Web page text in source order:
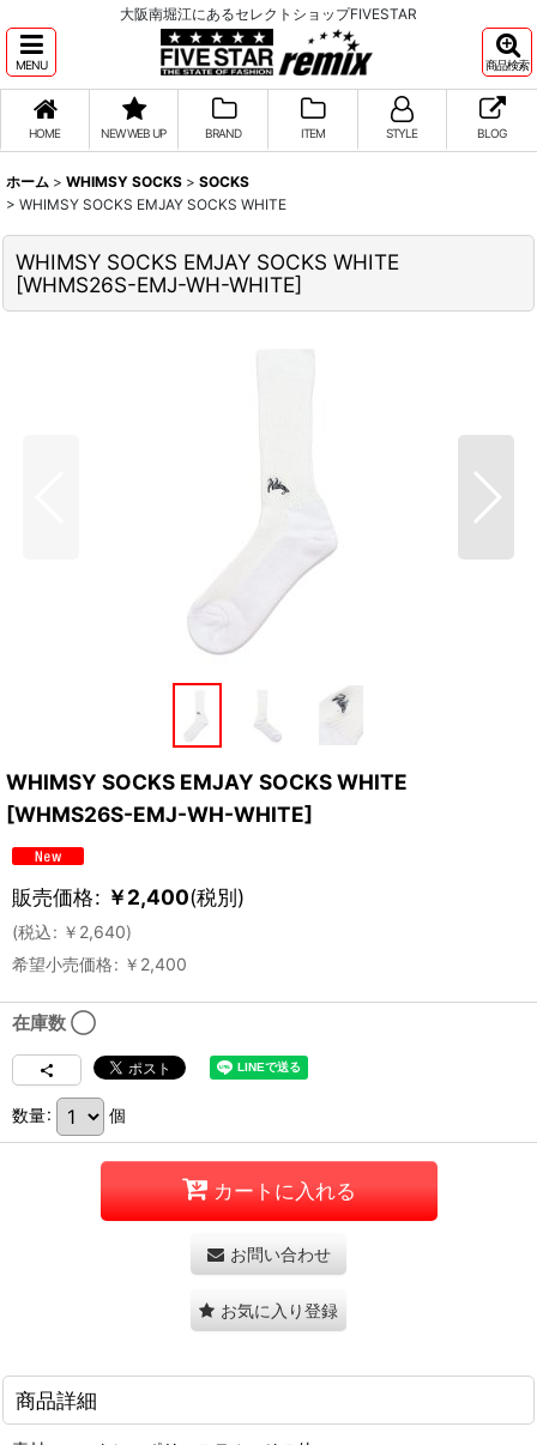
大阪南堀江にあるセレクトショップFIVESTAR
MENU 商品検索
HOME NEW WEB UP BRAND ITEM STYLE BLOG
ホーム > WHIMSY SOCKS > SOCKS
> WHIMSY SOCKS EMJAY SOCKS WHITE
WHIMSY SOCKS EMJAY SOCKS WHITE
[WHMS26S-EMJ-WH-WHITE]
WHIMSY SOCKS EMJAY SOCKS WHITE
[WHMS26S-EMJ-WH-WHITE]
販売価格: ￥2,400(税別)
(税込: ￥ 2,640)
希望小売価格: ￥ 2,400
在庫数 ◯
数量: 個
カートに入れる
お問い合わせ
お気に入り登録
商品詳細